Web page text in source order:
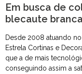
Em busca de
blecaute
Desde 2008 atuando
Estrela Cortinas e
que a de mais
conseguindo assim a